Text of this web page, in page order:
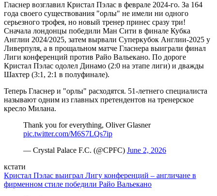
Гласнер возглавил Кристал Пэлас в феврале 2024-го. За 164
года своего существования "орлы" не имели ни одного
серьезного трофея, но новый тренер принес сразу три!
Сначала лондонцы победили Ман Сити в финале Кубка
Англии 2024/2025, затем вырвали Суперкубок Англии-2025 у
Ливерпуля, а в прощальном матче Гласнера выиграли финал
Лиги конференций против Райо Вальекано. По дороге
Кристал Пэлас одолел Динамо (2:0 на этапе лиги) и дважды
Шахтер (3:1, 2:1 в полуфинале).
Теперь Гласнер и "орлы" расходятся. 51-летнего специалиста
называют одним из главных претендентов на тренерское
кресло Милана.
Thank you for everything, Oliver Glasner ️
pic.twitter.com/M6S7LQs7ip
— Crystal Palace F.C. (@CPFC) June 2, 2026
кстати
Кристал Пэлас выиграл Лигу конференций – англичане в
фирменном стиле победили Райо Вальекано